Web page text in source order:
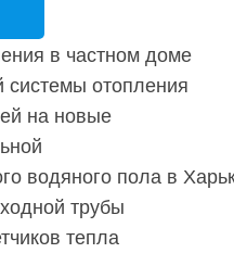
в частном доме
отопления
на новые
водяного пола в
трубы
тепла